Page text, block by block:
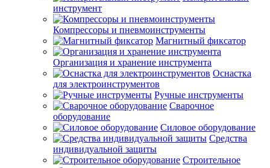
инструмент
Компрессоры и пневмоинструменты
Магнитный фиксатор
Организация и хранение инструмента
Оснастка
для электроинструментов
Ручные инструменты
Сварочное
оборудование
Силовое оборудование
Средства
индивидуальной защиты
Строительное